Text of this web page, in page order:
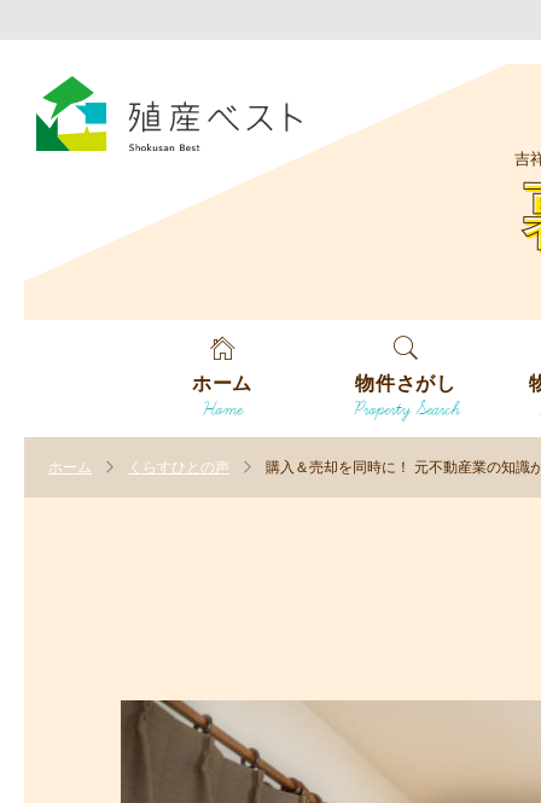
吉
ホーム
Home
物件さがし
Property Search
す
ホーム くらすひとの声 購入＆売却を同時に！ 元不動産業の知識